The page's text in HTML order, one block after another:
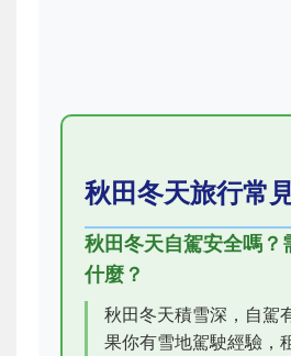
秋田冬天旅行常
秋田冬天自駕安全嗎？
什麼？
秋田冬天積雪深，自駕
果你有雪地駕駛經驗，